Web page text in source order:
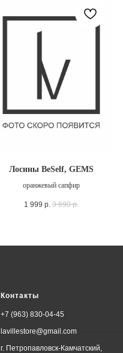
Лосины BeSelf, GEMS
оранжевый сапфир
1 999 р. 3 690 р.
Контакты
+7 (963) 830-04-45
lavillestore@gmail.com
г. Петропавловск-Камчатский,